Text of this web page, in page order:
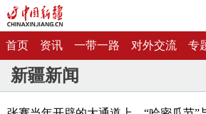
首页 资讯 一带一路 对外交流 专
新疆新闻